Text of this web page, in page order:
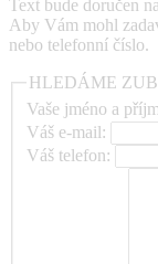
Text bude doručen
Aby Vám mohl
nebo telefonní číslo.
HLEDÁME
Vaše jméno a
Váš e-mail:
Váš telefon: